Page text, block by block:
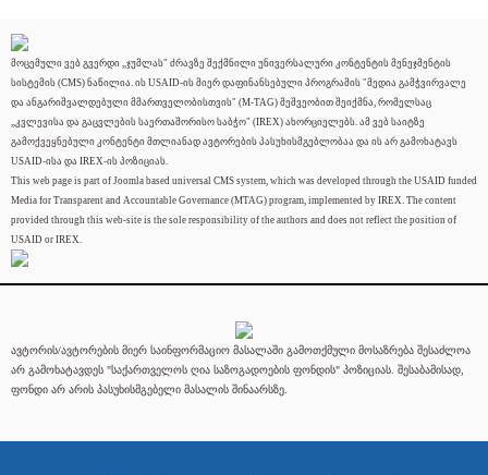
მოცემული ვებ გვერდი „ჯუმლას" ძრავზე შექმნილი უნივერსალური კონტენტის მენეჯმენტის
სისტემის (CMS) ნაწილია. ის USAID-ის მიერ დაფინანსებული პროგრამის "მედია გამჭვირვალე
და ანგარიშვალდებული მმართველობისთვის" (M-TAG) მეშვეობით შეიქმნა, რომელსაც
„კვლევისა და გაცვლების საერთაშორისო საბჭო" (IREX) ახორციელებს. ამ ვებ საიტზე
გამოქვეყნებული კონტენტი მთლიანად ავტორების პასუხისმგებლობაა და ის არ გამოხატავს
USAID-ისა და IREX-ის პოზიციას.
This web page is part of Joomla based universal CMS system, which was developed through the USAID funded
Media for Transparent and Accountable Governance (MTAG) program, implemented by IREX. The content
provided through this web-site is the sole responsibility of the authors and does not reflect the position of
USAID or IREX.
ავტორის/ავტორების მიერ საინფორმაციო მასალაში გამოთქმული მოსაზრება შესაძლოა
არ გამოხატავდეს "საქართველოს ღია საზოგადოების ფონდის" პოზიციას. შესაბამისად,
ფონდი არ არის პასუხისმგებელი მასალის შინაარსზე.